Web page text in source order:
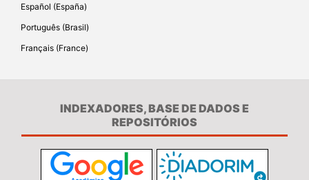
Español (España)
Português (Brasil)
Français (France)
INDEXADORES, BASE DE DADOS E
REPOSITÓRIOS